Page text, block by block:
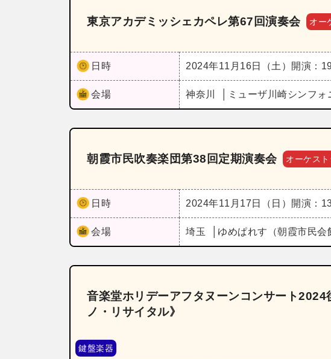
東京アカデミッシェカペレ第67回演奏会 オー
日時 2024年11月16日（土） 開演：
会場 神奈川 ミューザ川崎シンフォ
朝霞市民吹奏楽団第38回定期演奏会 オーケスト
日時 2024年11月17日（日） 開演：
会場 埼玉 ゆめぱれす（朝霞市民会
音楽堂ホリデーアフタヌーンコンサート
ノ・リサイタル》
鍵盤楽器